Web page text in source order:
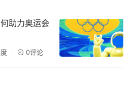
助力奥运会
0评论